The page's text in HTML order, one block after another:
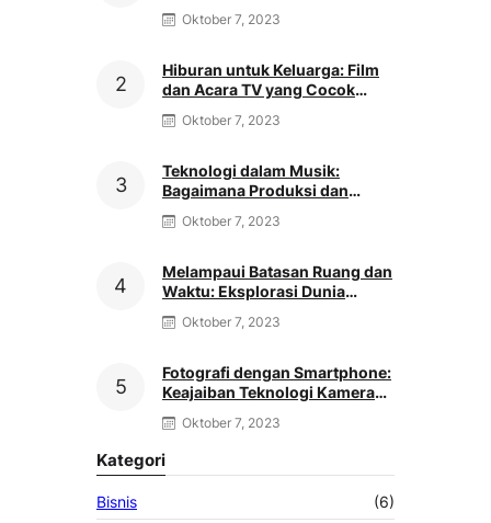
Oktober 7, 2023
Hiburan untuk Keluarga: Film
dan Acara TV yang Cocok
Oktober 7, 2023
Teknologi dalam Musik:
Bagaimana Produksi dan
Oktober 7, 2023
Melampaui Batasan Ruang dan
Waktu: Eksplorasi Dunia
Oktober 7, 2023
Fotografi dengan Smartphone:
Keajaiban Teknologi Kamera
Oktober 7, 2023
Kategori
Bisnis
(6)